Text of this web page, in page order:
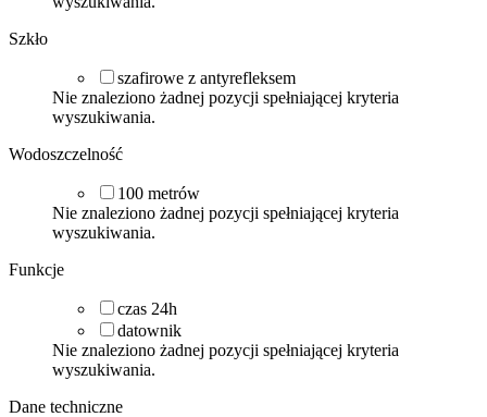
Szkło
szafirowe z antyrefleksem
Nie znaleziono żadnej pozycji spełniającej kryteria
wyszukiwania.
Wodoszczelność
100 metrów
Nie znaleziono żadnej pozycji spełniającej kryteria
wyszukiwania.
Funkcje
czas 24h
datownik
Nie znaleziono żadnej pozycji spełniającej kryteria
wyszukiwania.
Dane techniczne